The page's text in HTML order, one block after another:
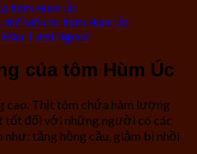
tôm Hùm Úc
biến từ tôm Hùm Úc
Đâu Tươi Ngon?
của tôm Hùm Úc
cao. Thịt tôm chứa hàm lượng
tốt đối với những người có các
như: tăng hồng cầu, giảm bị nhồi